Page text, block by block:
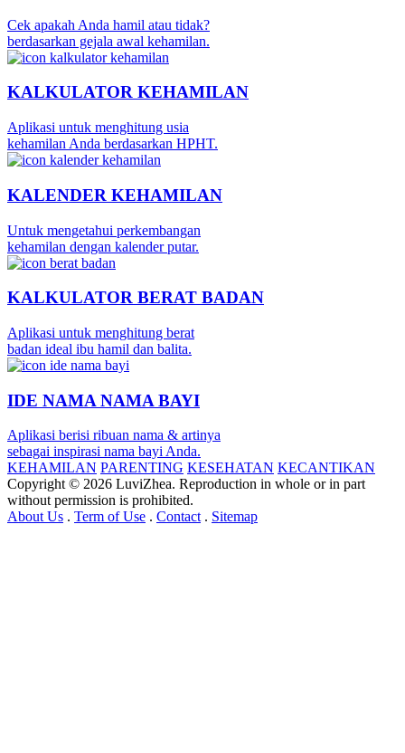
Cek apakah Anda hamil atau tidak?
berdasarkan gejala awal kehamilan.
KALKULATOR KEHAMILAN
Aplikasi untuk menghitung usia
kehamilan Anda berdasarkan HPHT.
KALENDER KEHAMILAN
Untuk mengetahui perkembangan
kehamilan dengan kalender putar.
KALKULATOR BERAT BADAN
Aplikasi untuk menghitung berat
badan ideal ibu hamil dan balita.
IDE NAMA NAMA BAYI
Aplikasi berisi ribuan nama & artinya
sebagai inspirasi nama bayi Anda.
KEHAMILAN PARENTING KESEHATAN KECANTIKAN
Copyright © 2026 LuviZhea. Reproduction in whole or in part
without permission is prohibited.
About Us . Term of Use . Contact. Sitemap